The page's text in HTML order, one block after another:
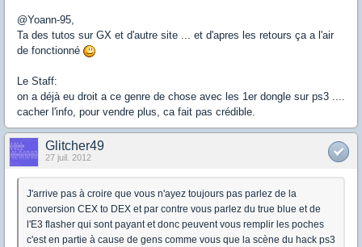
@Yoann-95,
Ta des tutos sur GX et d'autre site ... et d'apres les retours ça a l'air
de fonctionné
Le Staff:
on a déjà eu droit a ce genre de chose avec les 1er dongle sur ps3 ....
cacher l'info, pour vendre plus, ca fait pas crédible.
Glitcher49
27 juil. 2012
J'arrive pas à croire que vous n'ayez toujours pas parlez de la
conversion CEX to DEX et par contre vous parlez du true blue et de
l'E3 flasher qui sont payant et donc peuvent vous remplir les poches
c'est en partie à cause de gens comme vous que la scène du hack ps3